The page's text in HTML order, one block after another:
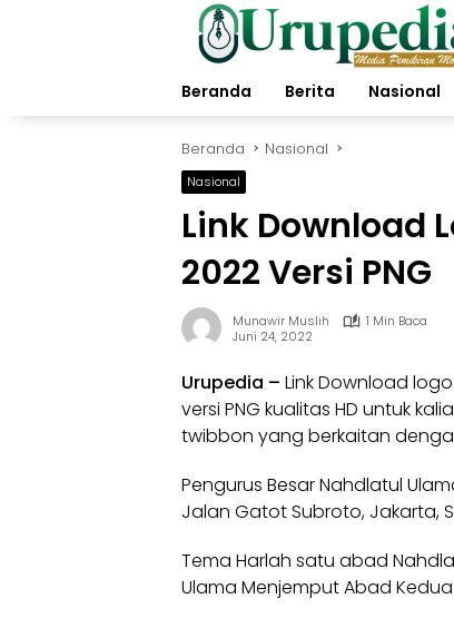
Beranda
Berita Nasional
Beranda Nasional
Nasional
Link Download
2022 Versi PNG
Munawir Muslih
1 Min Baca
Juni 24, 2022
Urupedia – Link Download
versi PNG kualitas HD untuk
twibbon yang berkaitan
Pengurus Besar Nahdlatul
Jalan Gatot Subroto, Jakarta,
Tema Harlah satu abad
Ulama Menjemput Abad